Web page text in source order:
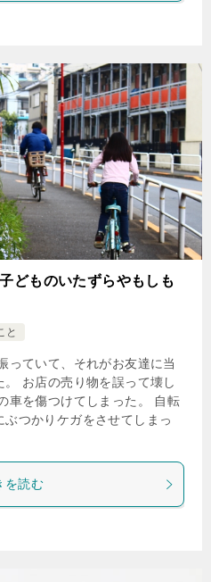
どものいたずらやもしも
と
ていて、それがお友達に当
お店の売り物を誤って壊し
車を傷つけてしまった。 自転
つかりケガをさせてしまっ
を読む